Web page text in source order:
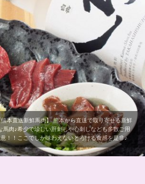
熊本直送新鮮馬肉】 熊本から直送で取り寄せる新鮮
馬肉♪希少で珍しい肝刺しや心刺しなども多数ご用
意！！ここでしか味わえないとろける食感を是非♪